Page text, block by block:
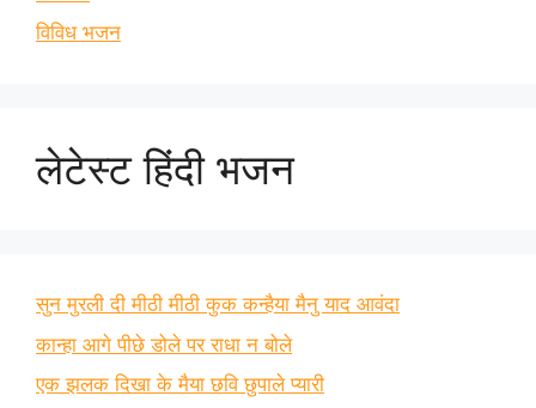
विविध भजन
लेटेस्ट हिंदी भजन
सुन मुरली दी मीठी मीठी कुक कन्हैया मैनु याद आवंदा
कान्हा आगे पीछे डोले पर राधा न बोले
एक झलक दिखा के मैया छवि छुपाले प्यारी